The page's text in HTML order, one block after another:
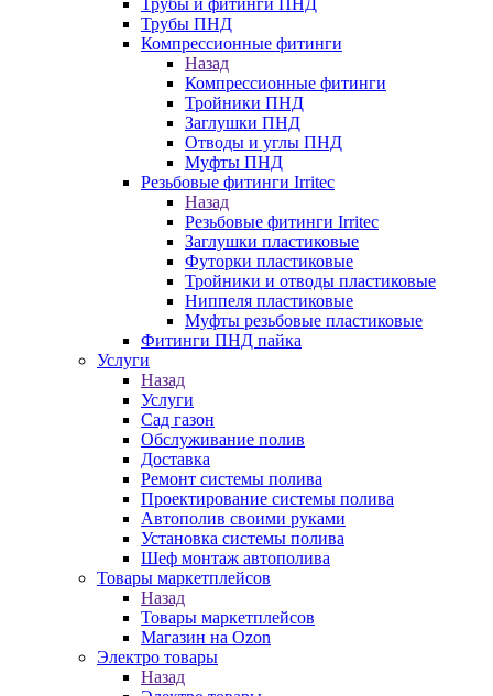
Трубы и фитинги ПНД
Трубы ПНД
Компрессионные фитинги
Назад
Компрессионные фитинги
Тройники ПНД
Заглушки ПНД
Отводы и углы ПНД
Муфты ПНД
Резьбовые фитинги Irritec
Назад
Резьбовые фитинги Irritec
Заглушки пластиковые
Футорки пластиковые
Тройники и отводы пластиковые
Ниппеля пластиковые
Муфты резьбовые пластиковые
Фитинги ПНД пайка
Услуги
Назад
Услуги
Сад газон
Обслуживание полив
Доставка
Ремонт системы полива
Проектирование системы полива
Автополив своими руками
Установка системы полива
Шеф монтаж автополива
Товары маркетплейсов
Назад
Товары маркетплейсов
Магазин на Ozon
Электро товары
Назад